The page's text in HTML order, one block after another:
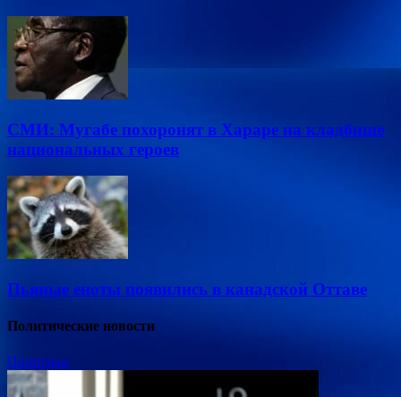
СМИ: Мугабе похоронят в Хараре на кладбище
национальных героев
Пьяные еноты появились в канадской Оттаве
Политические новости
Политика